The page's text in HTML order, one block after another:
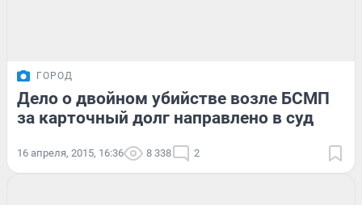
ГОРОД
Дело о двойном убийстве возле БСМП
за карточный долг направлено в суд
16 апреля, 2015, 16:36 8 338 2